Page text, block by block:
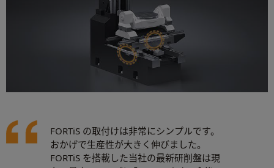
FORTiS の取付けは非常にシンプルです。
おかげで生産性が大きく伸びました。
FORTiS を搭載した当社の最新研削盤は現